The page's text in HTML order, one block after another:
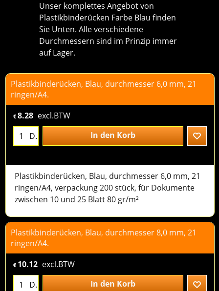
Unser komplettes Angebot von
Plastikbinderücken Farbe Blau finden
Sie Unten. Alle verschiedene
Durchmessern sind im Prinzip immer
auf Lager.
Plastikbinderücken, Blau, durchmesser 6,0 mm, 21
ringen/A4.
€ 8.28 excl.BTW
D.
In den Korb
Plastikbinderücken, Blau, durchmesser 6,0 mm, 21
ringen/A4, verpackung 200 stück, für Dokumente
zwischen 10 und 25 Blatt 80 gr/m²
Plastikbinderücken, Blau, durchmesser 8,0 mm, 21
ringen/A4.
€ 10.12 excl.BTW
D.
In den Korb